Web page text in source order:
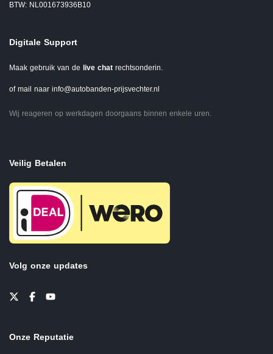
BTW: NL001673936B10
Digitale Support
Maak gebruik van de live chat rechtsonderin.
of mail naar info@autobanden-prijsvechter.nl
Wij reageren op werkdagen doorgaans binnen enkele uren.
Veilig Betalen
Volg onze updates
Onze Reputatie